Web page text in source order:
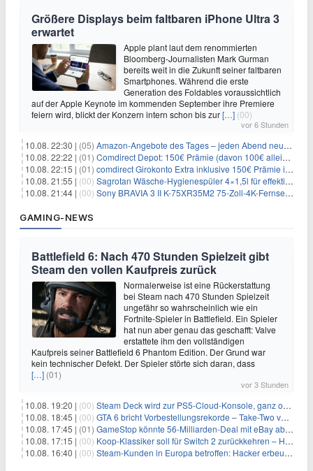
Größere Displays beim faltbaren iPhone Ultra 3
erwartet
Apple plant laut dem renommierten
Bloomberg-Journalisten Mark Gurman
bereits weit in die Zukunft seiner faltbaren
Smartphones. Während die erste
Generation des Foldables voraussichtlich
auf der Apple Keynote im kommenden September ihre Premiere
feiern wird, blickt der Konzern intern schon bis zur[…] (00)
vor 6 Stunden
10.08. 22:30 | (05) Amazon-Angebote des Tages – jeden Abend neue Deals zum Stöbern
10.08. 22:22 | (01) Comdirect Depot: 150€ Prämie (davon 100€ alleine nur für die Eröffnung + 50€ Early Bird Altersvorsorgedepot möglich) – kein Trade notwendig!
10.08. 22:15 | (01) comdirect Girokonto Extra inklusive 150€ Prämie inkl. gratis Visa-Kreditkarte + 1 Jahr kostenlose Kontoführung + 1,75% Zinsen p.a.
10.08. 21:55 | (00) Sagrotan Wäsche-Hygienespüler 4×1,5l für effektiv 10,76€
10.08. 21:44 | (00) Sony BRAVIA 3 II K-75XR35M2 75-Zoll-4K-Fernseher für 1359€
GAMING-NEWS
Battlefield 6: Nach 470 Stunden Spielzeit gibt
Steam den vollen Kaufpreis zurück
Normalerweise ist eine Rückerstattung
bei Steam nach 470 Stunden Spielzeit
ungefähr so wahrscheinlich wie ein
Fortnite-Spieler in Battlefield. Ein Spieler
hat nun aber genau das geschafft: Valve
erstattete ihm den vollständigen
Kaufpreis seiner Battlefield 6 Phantom Edition. Der Grund war
kein technischer Defekt. Der Spieler störte sich daran, dass
[…] (01)
vor 3 Stunden
10.08. 19:20 | (00) Steam Deck wird zur PS5-Cloud-Konsole, ganz ohne eigener PlayStation 5
10.08. 18:45 | (00) GTA 6 bricht Vorbestellungsrekorde – Take-Two verrät trotzdem keine Zahlen
10.08. 17:45 | (01) GameStop könnte 56-Milliarden-Deal mit eBay abblasen, doch Ryan Cohen gibt nicht auf
10.08. 17:15 | (00) Koop-Klassiker soll für Switch 2 zurückkehren – Händler nennt bereits einen Release-Termin
10.08. 16:40 | (00) Steam-Kunden in Europa betroffen: Hacker erbeuten Namen und Adressen bei Valve-Partner